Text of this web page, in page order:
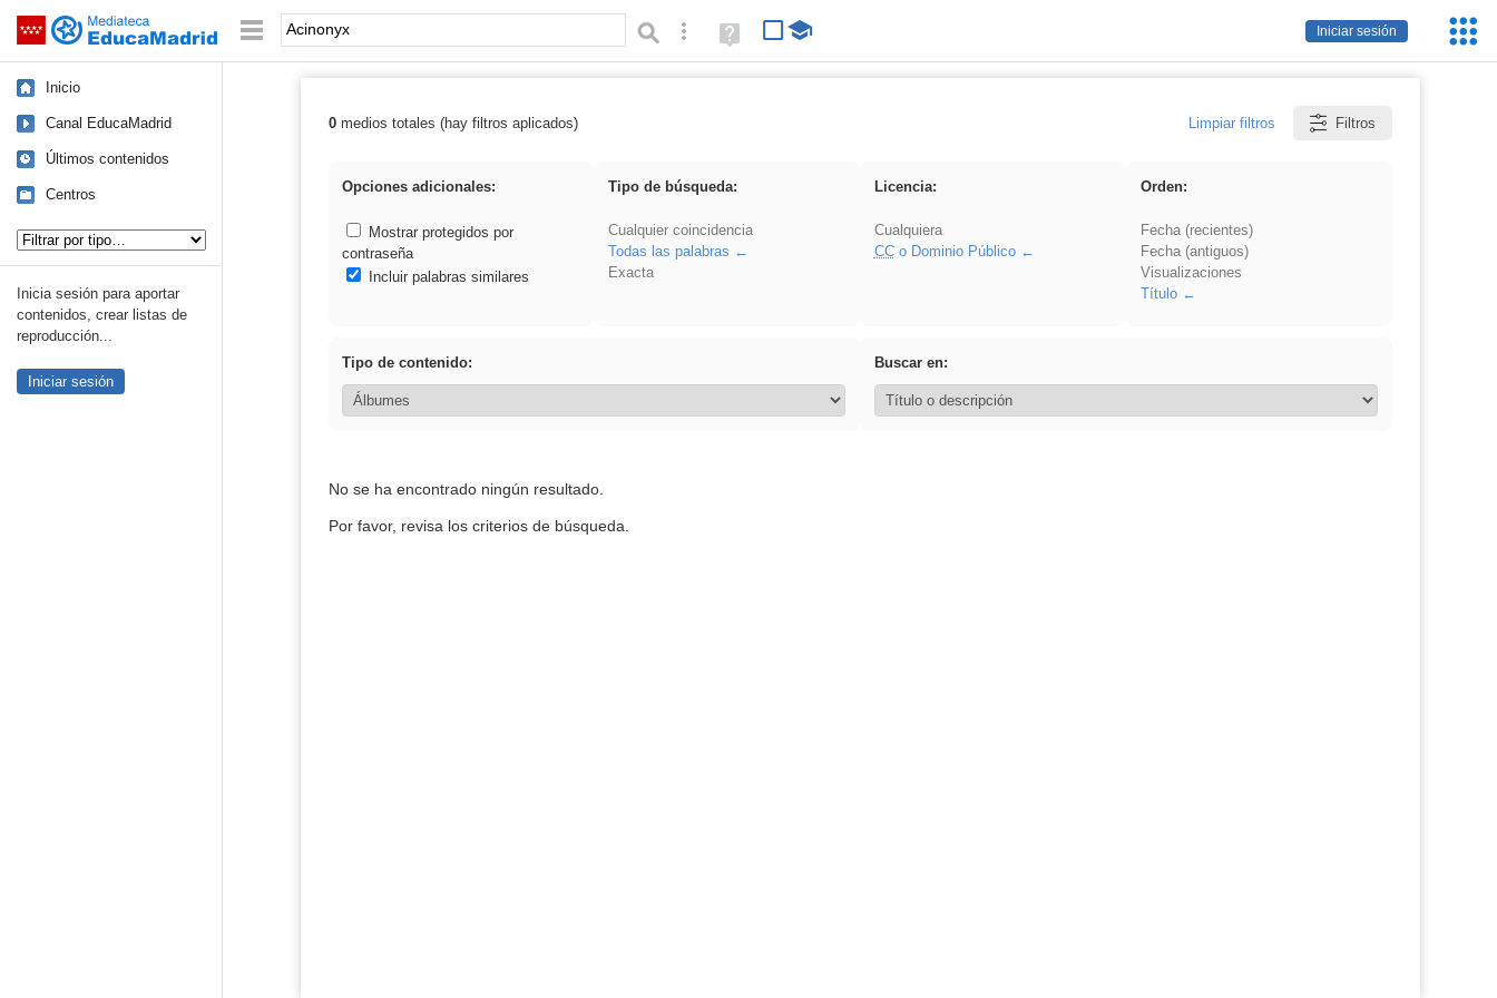
Saltar navegación
Iniciar sesión
Palabra o frase: Búsqueda avanzada
Ayuda
(en
Inicio
Canal EducaMadrid
Últimos contenidos
Centros
Inicia sesión para aportar
contenidos, crear listas de
reproducción...
Iniciar sesión
Resultados de: Acinonyx
0medios totales (hay filtros aplicados) Limpiar filtros Filtros
Opciones adicionales:
Mostrar protegidos por
contraseña
Incluir palabras similares
Tipo de búsqueda:
Cualquier coincidencia
Todas las palabras
Exacta
Licencia:
Cualquiera
CCo Dominio Público
Orden:
Fecha (recientes)
Fecha (antiguos)
Visualizaciones
Título
Tipo de contenido: Buscar en:
No se ha encontrado ningún resultado.
Por favor, revisa los criterios de búsqueda.